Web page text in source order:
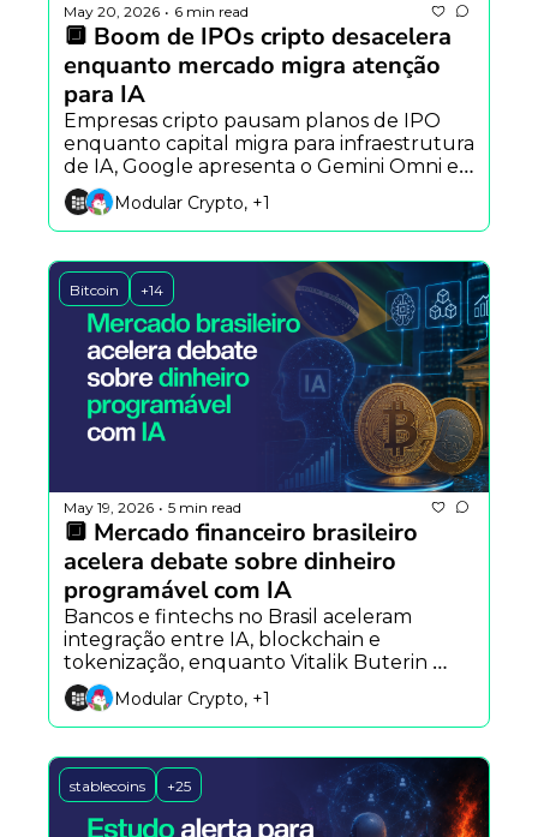
May 20, 2026 • 6 min read
🔲 Boom de IPOs cripto desacelera
enquanto mercado migra atenção
para IA
Empresas cripto pausam planos de IPO
enquanto capital migra para infraestrutura
de IA, Google apresenta o Gemini Omni e
novo exploit reacende alertas sobre
segurança em protocolos DeFi.
Modular Crypto, +1
Bitcoin +14
May 19, 2026 • 5 min read
🔲 Mercado financeiro brasileiro
acelera debate sobre dinheiro
programável com IA
Bancos e fintechs no Brasil aceleram
integração entre IA, blockchain e
tokenização, enquanto Vitalik Buterin
aposta em verificação matemática para
segurança onchain e o Standard
Chartered projeta US$ 4 trilhões em ativos
tokenizados até 2028.
Modular Crypto, +1
stablecoins +25